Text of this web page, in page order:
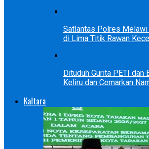
Satlantas Polres
di Lima Titik Rawan
Dituduh Gurita PETI dan
Keliru dan Cemarkan
Kaltara